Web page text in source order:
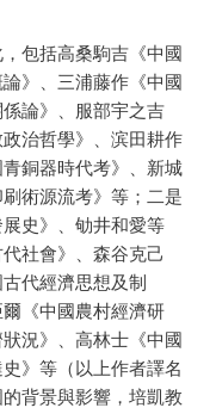
包括高桑駒吉《中國
》、三浦藤作《中國
論》、服部宇之吉
治哲學》、滨田耕作
銅器時代考》、新城
術源流考》等；二是
史》、劬井和愛等
社會》、森谷克己
代經濟思想及制
《中國農村經濟研
況》、高林士《中國
》等（以上作者譯名
背景與影響，培凱教